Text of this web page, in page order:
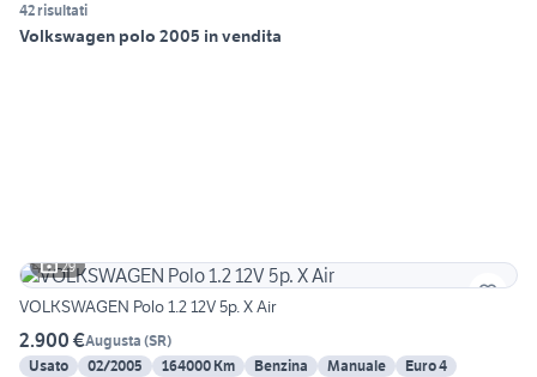
42 risultati
Volkswagen polo 2005 in vendita
29
VOLKSWAGEN Polo 1.2 12V 5p. X Air
2.900 €Augusta (SR)
Usato
02/2005 164000 Km Benzina Manuale
Euro 4